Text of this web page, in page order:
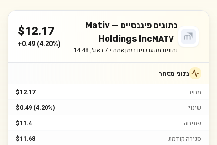
נתונים פיננסיים — Mativ
Holdings IncMATV
נתונים מתעדכנים בזמן אמת • 7 באוג׳, 14:48
$12.17
+0.49(4.20%)
נתוני מסחר
מחיר
$12.17
שינוי
$0.49 (4.20%)
פתיחה
$11.4
סגירה קודמת
$11.68